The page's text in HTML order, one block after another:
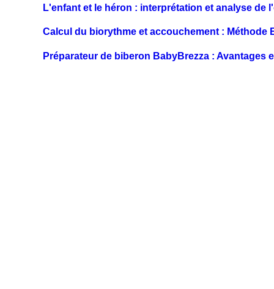
L'enfant et le héron : interprétation et analyse de
Calcul du biorythme et accouchement : Méthode
Préparateur de biberon BabyBrezza : Avantages